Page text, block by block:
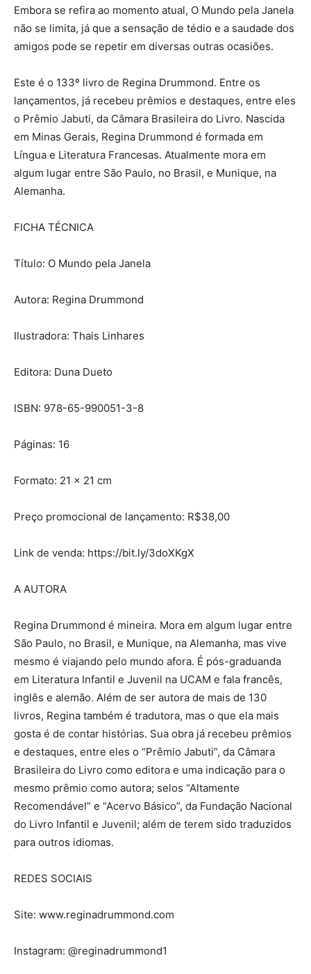
Embora se refira ao momento atual, O Mundo pela Janela
não se limita, já que a sensação de tédio e a saudade dos
amigos pode se repetir em diversas outras ocasiões.
Este é o 133º livro de Regina Drummond. Entre os
lançamentos, já recebeu prêmios e destaques, entre eles
o Prêmio Jabuti, da Câmara Brasileira do Livro. Nascida
em Minas Gerais, Regina Drummond é formada em
Língua e Literatura Francesas. Atualmente mora em
algum lugar entre São Paulo, no Brasil, e Munique, na
Alemanha.
FICHA TÉCNICA
Título: O Mundo pela Janela
Autora: Regina Drummond
Ilustradora: Thais Linhares
Editora: Duna Dueto
ISBN: 978-65-990051-3-8
Páginas: 16
Formato: 21 x 21 cm
Preço promocional de lançamento: R$38,00
Link de venda: https://bit.ly/3doXKgX
A AUTORA
Regina Drummond é mineira. Mora em algum lugar entre
São Paulo, no Brasil, e Munique, na Alemanha, mas vive
mesmo é viajando pelo mundo afora. É pós-graduanda
em Literatura Infantil e Juvenil na UCAM e fala francês,
inglês e alemão. Além de ser autora de mais de 130
livros, Regina também é tradutora, mas o que ela mais
gosta é de contar histórias. Sua obra já recebeu prêmios
e destaques, entre eles o “Prêmio Jabuti”, da Câmara
Brasileira do Livro como editora e uma indicação para o
mesmo prêmio como autora; selos “Altamente
Recomendável” e “Acervo Básico”, da Fundação Nacional
do Livro Infantil e Juvenil; além de terem sido traduzidos
para outros idiomas.
REDES SOCIAIS
Site: www.reginadrummond.com
Instagram: @reginadrummond1